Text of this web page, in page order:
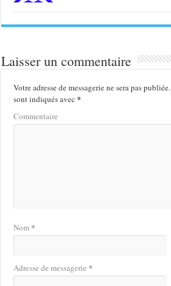
Laisser un commentaire
Votre adresse de messagerie ne sera pas publiée.
sont indiqués avec*
Commentaire
Nom *
Adresse de messagerie *